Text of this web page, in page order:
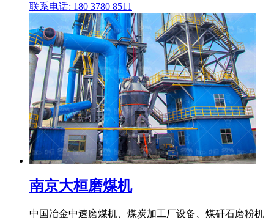
联系电话: 180 3780 8511
南京大桓磨煤机
中国冶金中速磨煤机、煤炭加工厂设备、煤矸石磨粉机